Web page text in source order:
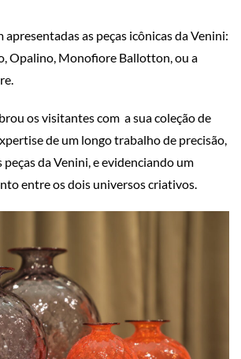
apresentadas as peças icônicas da Venini:
,Opalino, Monofiore Ballotton, ou a
.
os visitantes com a sua coleção de
de um longo trabalho de precisão,
da Venini, e evidenciando um
entre os dois universos criativos.